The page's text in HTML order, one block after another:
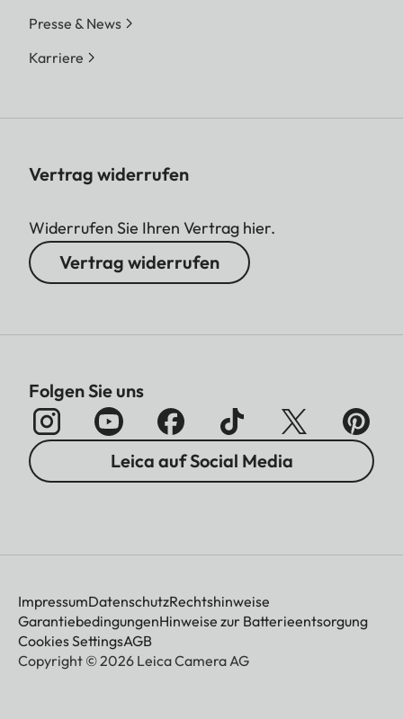
Presse & News
Karriere
Vertrag widerrufen
Widerrufen Sie Ihren Vertrag hier.
Vertrag widerrufen
Folgen Sie uns
Leica auf Social Media
ImpressumDatenschutzRechtshinweise
GarantiebedingungenHinweise zur Batterieentsorgung
Cookies SettingsAGB
Copyright © 2026 Leica Camera AG